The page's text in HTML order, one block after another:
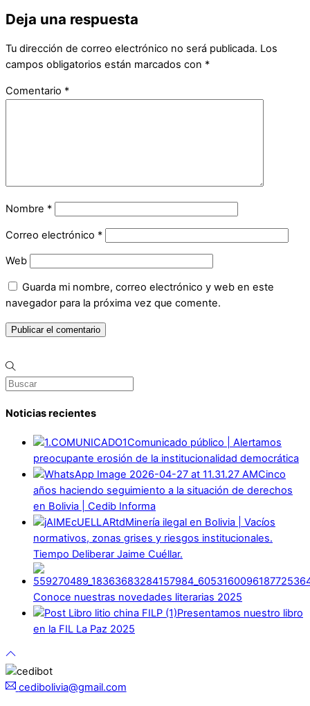
Deja una respuesta
Tu dirección de correo electrónico no será publicada. Los
campos obligatorios están marcados con *
Comentario *
Nombre *
Correo electrónico *
Web
Guarda mi nombre, correo electrónico y web en este
navegador para la próxima vez que comente.
Noticias recientes
Comunicado público | Alertamos
preocupante erosión de la institucionalidad democrática
Cinco
años haciendo seguimiento a la situación de derechos
en Bolivia | Cedib Informa
Minería ilegal en Bolivia | Vacíos
normativos, zonas grises y riesgos institucionales.
Tiempo Deliberar Jaime Cuéllar.
Conoce nuestras novedades literarias 2025
Presentamos nuestro libro
en la FIL La Paz 2025
cedibolivia@gmail.com